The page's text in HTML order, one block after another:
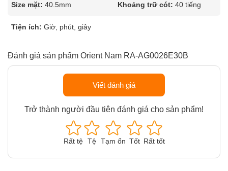
Size mặt: 40.5mm Khoảng trữ cót: 40 tiếng
Tiện ích: Giờ, phút, giây
Đánh giá sản phẩm Orient Nam RA-AG0026E30B
Viết đánh giá
Trở thành người đầu tiên đánh giá cho sản phẩm!
Rất tệ Tệ Tạm ổn Tốt Rất tốt